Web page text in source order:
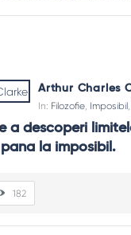
Arthur Charles
In: Filozofie, Imposibil,
a descoperi
la imposibil.
182